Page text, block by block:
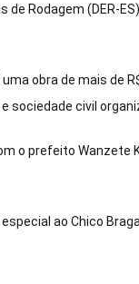
Rodagem (DER-
obra de mais de
civil
o prefeito Wanzete
ao Chico